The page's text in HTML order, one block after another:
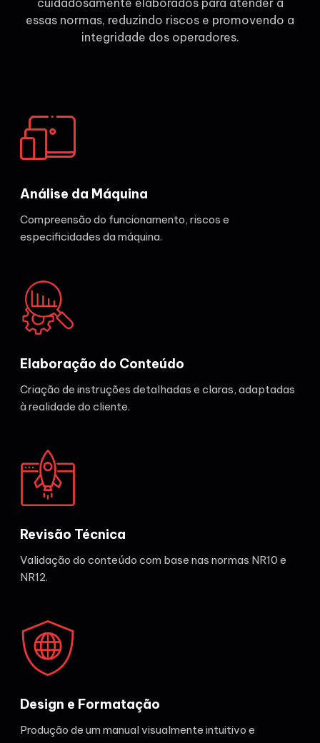
essas normas, reduzindo riscos e promovendo a
integridade dos operadores.
Análise da Máquina
Compreensão do funcionamento, riscos e
especificidades da máquina.
Elaboração do Conteúdo
Criação de instruções detalhadas e claras, adaptadas
à realidade do cliente.
Revisão Técnica
Validação do conteúdo com base nas normas NR10 e
NR12.
Design e Formatação
Produção de um manual visualmente intuitivo e